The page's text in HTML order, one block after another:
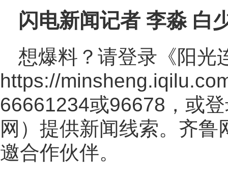
闪电新闻记者 李淼 白
想爆料？请登录《阳光
https://
66661234或96678，或
网 ）提供新闻线索。齐鲁
邀合作伙伴。